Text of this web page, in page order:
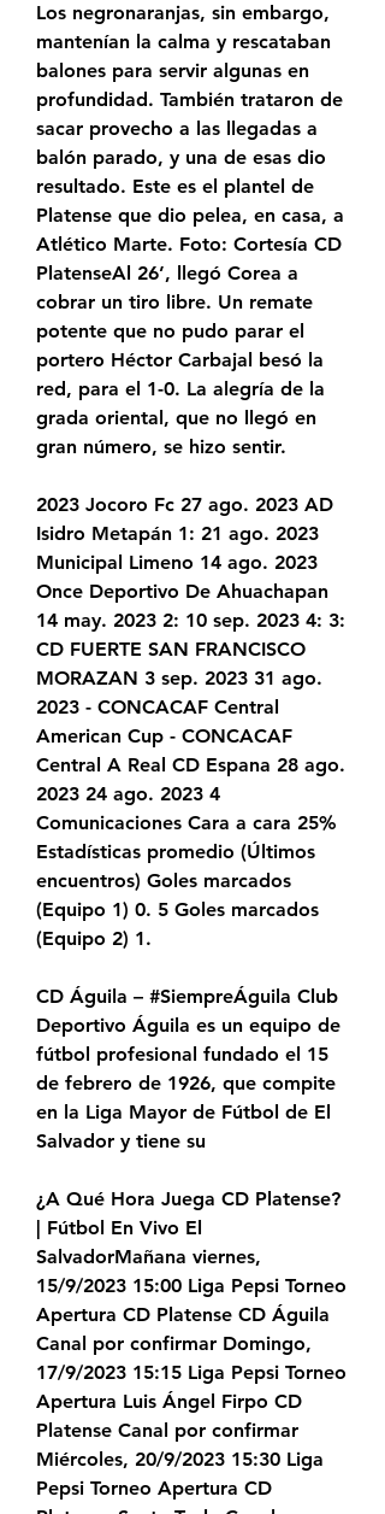
Los negronaranjas, sin embargo,
mantenían la calma y rescataban
balones para servir algunas en
profundidad. También trataron de
sacar provecho a las llegadas a
balón parado, y una de esas dio
resultado. Este es el plantel de
Platense que dio pelea, en casa, a
Atlético Marte. Foto: Cortesía CD
PlatenseAl 26’, llegó Corea a
cobrar un tiro libre. Un remate
potente que no pudo parar el
portero Héctor Carbajal besó la
red, para el 1-0. La alegría de la
grada oriental, que no llegó en
gran número, se hizo sentir.
2023 Jocoro Fc 27 ago. 2023 AD
Isidro Metapán 1: 21 ago. 2023
Municipal Limeno 14 ago. 2023
Once Deportivo De Ahuachapan
14 may. 2023 2: 10 sep. 2023 4: 3:
CD FUERTE SAN FRANCISCO
MORAZAN 3 sep. 2023 31 ago.
2023 - CONCACAF Central
American Cup - CONCACAF
Central A Real CD Espana 28 ago.
2023 24 ago. 2023 4
Comunicaciones Cara a cara 25%
Estadísticas promedio (Últimos
encuentros) Goles marcados
(Equipo 1) 0. 5 Goles marcados
(Equipo 2) 1.
CD Águila – #SiempreÁguila Club
Deportivo Águila es un equipo de
fútbol profesional fundado el 15
de febrero de 1926, que compite
en la Liga Mayor de Fútbol de El
Salvador y tiene su
¿A Qué Hora Juega CD Platense?
| Fútbol En Vivo El
SalvadorMañana viernes,
15/9/2023 15:00 Liga Pepsi Torneo
Apertura CD Platense CD Águila
Canal por confirmar Domingo,
17/9/2023 15:15 Liga Pepsi Torneo
Apertura Luis Ángel Firpo CD
Platense Canal por confirmar
Miércoles, 20/9/2023 15:30 Liga
Pepsi Torneo Apertura CD